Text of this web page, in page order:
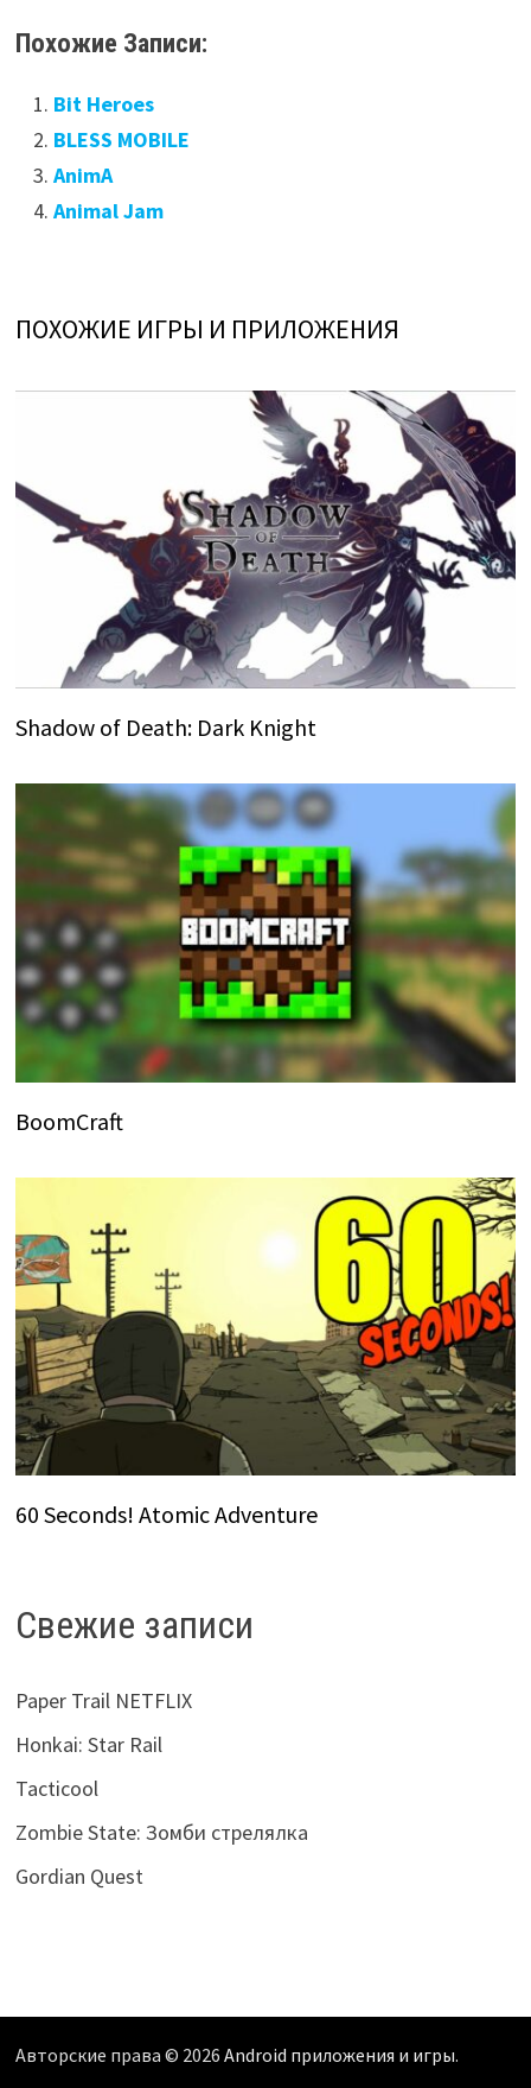
Похожие Записи:
Bit Heroes
BLESS MOBILE
AnimA
Animal Jam
ПОХОЖИЕ ИГРЫ И ПРИЛОЖЕНИЯ
Shadow of Death: Dark Knight
BoomCraft
60 Seconds! Atomic Adventure
Свежие записи
Paper Trail NETFLIX
Honkai: Star Rail
Tacticool
Zombie State: Зомби стрелялка
Gordian Quest
Авторские права © 2026 Android приложения и игры.